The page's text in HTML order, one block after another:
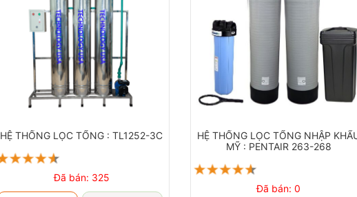
Bơm đẩy:
Chủ đầu
tư cung
cấp
Sử dụng bơm đang có sẵn của gia đình đẩy từ bể ngầm qua
Bảo hành,
bảo trì
Cột lọc + van tự động: 24 tháng, Bảo trì miễn phí định kỳ 6
9
chuyển
lắp đặt
– Miễn phí
Tư vấn,
khảo sát
-Miễn phí
HỆ THỐNG LỌC TỔNG : TL1252-3C
Đã bán: 325
HỆ THỐNG LỌC TỔNG NHẬP
MỸ : PENTAIR 263-268
Đã bán: 0